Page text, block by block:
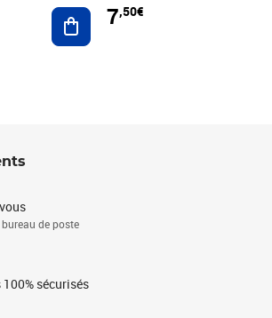
Ajouter au panier
7,50€
de poste
sécurisés